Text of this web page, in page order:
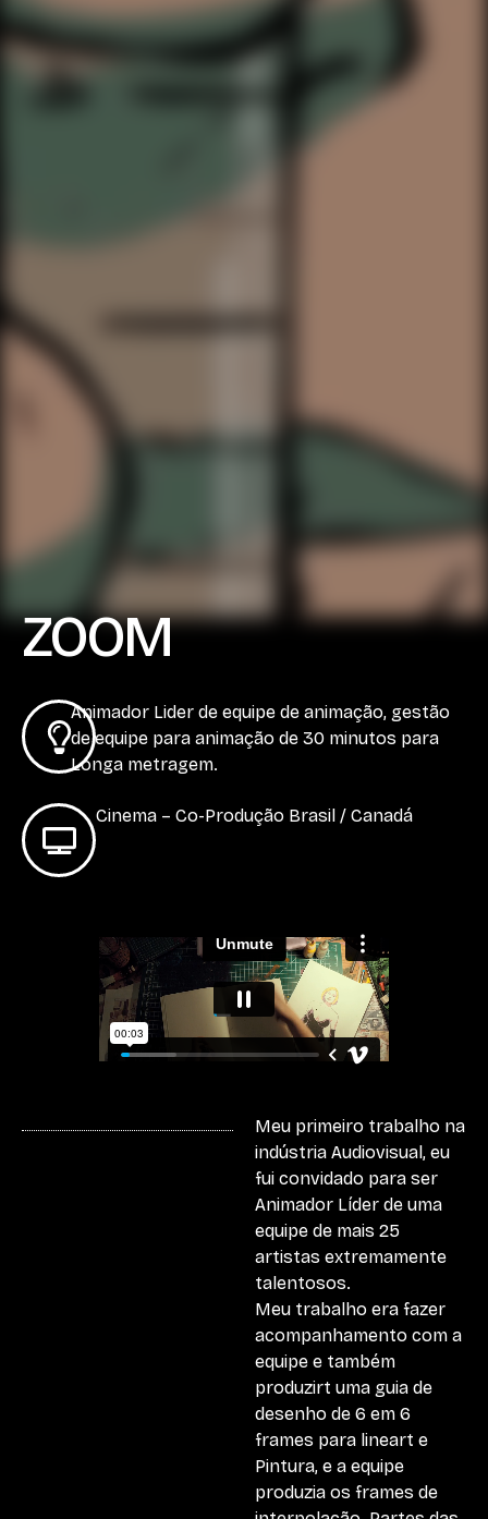
ZOOM
Animador Lider de equipe de animação, gestão
de equipe para animação de 30 minutos para
Longa metragem.
Cinema – Co-Produção Brasil / Canadá
Meu primeiro trabalho na
indústria Audiovisual, eu
fui convidado para ser
Animador Líder de uma
equipe de mais 25
artistas extremamente
talentosos.
Meu trabalho era fazer
acompanhamento com a
equipe e também
produzirt uma guia de
desenho de 6 em 6
frames para lineart e
Pintura, e a equipe
produzia os frames de